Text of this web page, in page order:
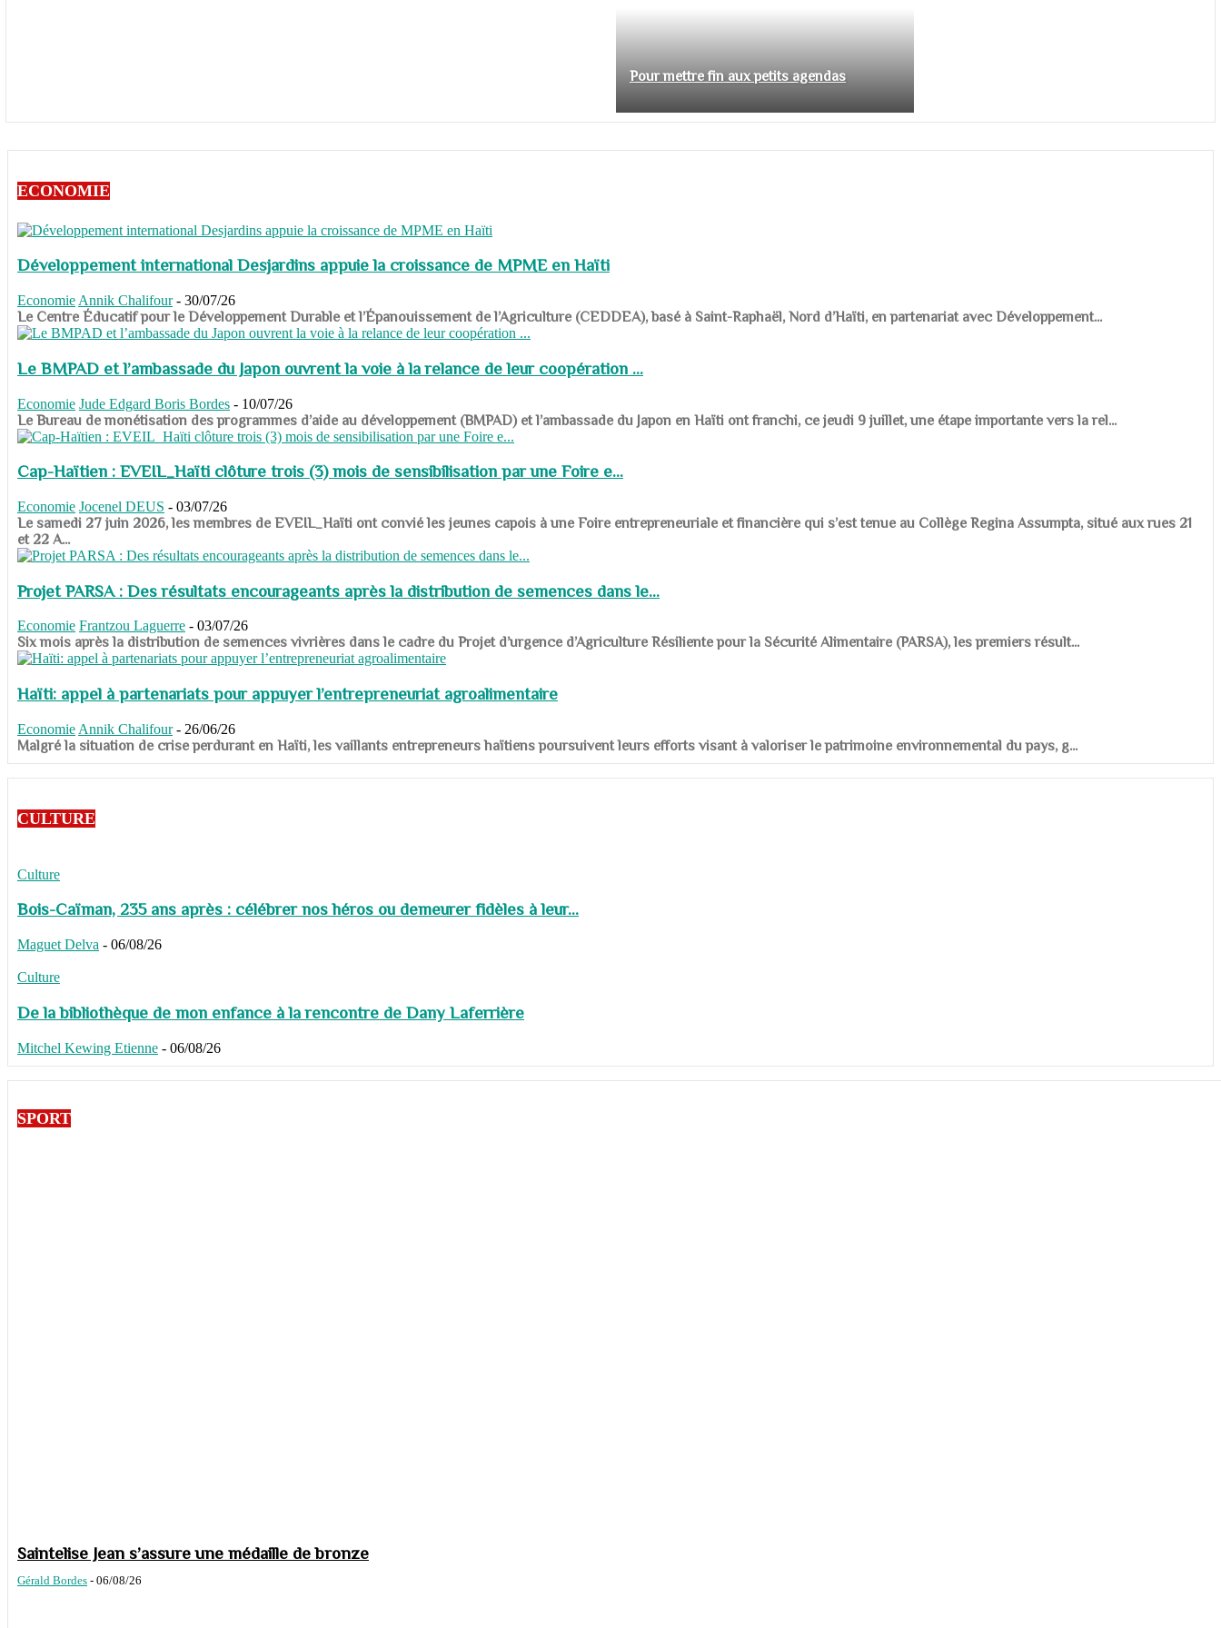
Pour mettre fin aux petits agendas
ECONOMIE
Développement international Desjardins appuie la croissance de MPME en Haïti
Economie Annik Chalifour - 30/07/26
​​​​​​​Le Centre Éducatif pour le Développement Durable et l’Épanouissement de l’Agriculture (CEDDEA), basé à Saint-Raphaël, Nord d’Haïti, en partenariat avec Développement...
Le BMPAD et l’ambassade du Japon ouvrent la voie à la relance de leur coopération ...
Economie Jude Edgard Boris Bordes - 10/07/26
​​​​​​​Le Bureau de monétisation des programmes d’aide au développement (BMPAD) et l’ambassade du Japon en Haïti ont franchi, ce jeudi 9 juillet, une étape importante vers la rel...
Cap-Haïtien : EVEIL_Haïti clôture trois (3) mois de sensibilisation par une Foire e...
Economie Jocenel DEUS - 03/07/26
Le samedi 27 juin 2026, les membres de EVEIL_Haïti ont convié les jeunes capois à une Foire entrepreneuriale et financière qui s’est tenue au Collège Regina Assumpta, situé aux rues 21
et 22 A...
Projet PARSA : Des résultats encourageants après la distribution de semences dans le...
Economie Frantzou Laguerre - 03/07/26
​​​​​​​Six mois après la distribution de semences vivrières dans le cadre du Projet d’urgence d’Agriculture Résiliente pour la Sécurité Alimentaire (PARSA), les premiers résult...
Haïti: appel à partenariats pour appuyer l’entrepreneuriat agroalimentaire
Economie Annik Chalifour - 26/06/26
​​​​​​​Malgré la situation de crise perdurant en Haïti, les vaillants entrepreneurs haïtiens poursuivent leurs efforts visant à valoriser le patrimoine environnemental du pays, g...
CULTURE
Culture
Bois-Caïman, 235 ans après : célébrer nos héros ou demeurer fidèles à leur...
Maguet Delva - 06/08/26
Culture
De la bibliothèque de mon enfance à la rencontre de Dany Laferrière
Mitchel Kewing Etienne - 06/08/26
SPORT
Saintelise Jean s’assure une médaille de bronze
Gérald Bordes - 06/08/26